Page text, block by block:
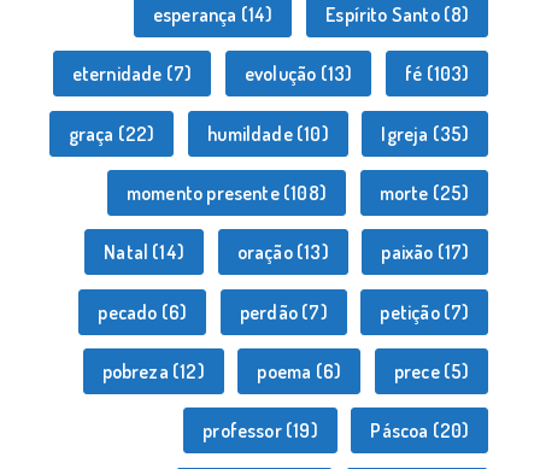
esperança (14) Espírito Santo(8)
eternidade (7) evolução (13) fé (103)
graça (22) humildade(10) Igreja (35)
momento presente(108) morte (25)
Natal (14) oração(13) paixão (17)
pecado (6) perdão(7) petição(7)
pobreza (12) poema (6) prece(5)
professor(19) Páscoa (20)